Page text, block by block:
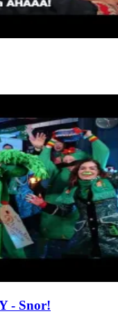
- Snor!